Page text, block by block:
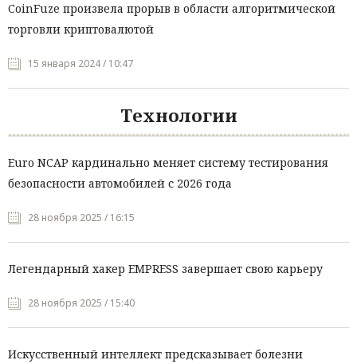
CoinFuze произвела прорыв в области алгоритмической
торговли криптовалютой
15 января 2024 / 10:47
Технологии
Euro NCAP кардинально меняет систему тестирования
безопасности автомобилей с 2026 года
28 ноября 2025 / 16:15
Легендарный хакер EMPRESS завершает свою карьеру
28 ноября 2025 / 15:40
Искусственный интеллект предсказывает болезни